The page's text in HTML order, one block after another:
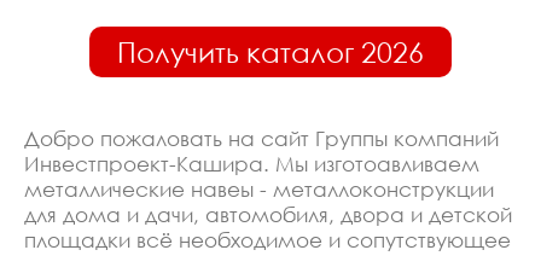
Получить каталог 2026
Добро пожаловать на сайт Группы компаний
Инвестпроект-Кашира. Мы изготоавливаем
металлические навеы - металлоконструкции
для дома и дачи, автомобиля, двора и детской
площадки всё необходимое и сопутствующее